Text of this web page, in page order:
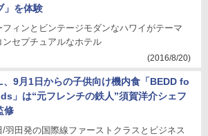
」を体験
フィンとビンテージモダンなハワイがテーマ
ンセプチュアルなホテル
(2016/8/20)
9月1日からの子供向け機内食「BEDD fo
」は“元フレンチの鉄人”須賀洋介シェフ
修
/羽田発の国際線ファーストクラスとビジネス